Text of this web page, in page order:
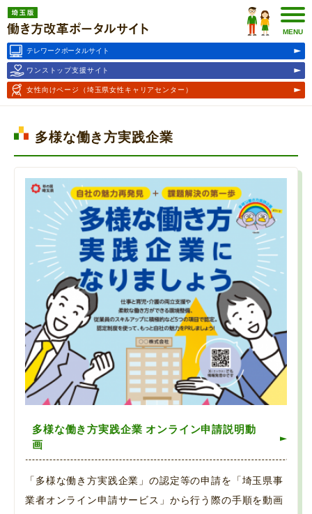
埼玉版働き方改革ポータルサ
イト
MENU
テレワークポータルサイト
ワンストップ支援サイト
女性向けページ （埼玉県女性キャリアセンター）
多様な働き方実践企業
多様な働き方実践企業 オンライン申請説明動
画
「多様な働き方実践企業」の認定等の申請を「埼玉県事
業者オンライン申請サービス」から行う際の手順を動画